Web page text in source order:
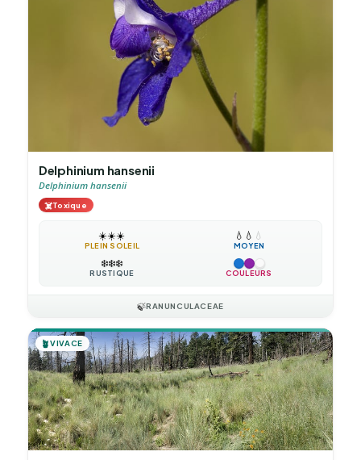
Delphinium hansenii
Delphinium hansenii
☠️Toxique
☀️☀️☀️
PLEIN SOLEIL
💧 💧 💧
MOYEN
❄️❄️❄️
RUSTIQUE COULEURS
🍃RANUNCULACEAE
🪴VIVACE